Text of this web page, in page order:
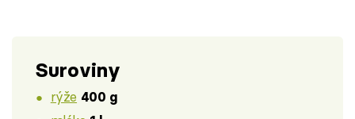
Suroviny
rýže 400 g